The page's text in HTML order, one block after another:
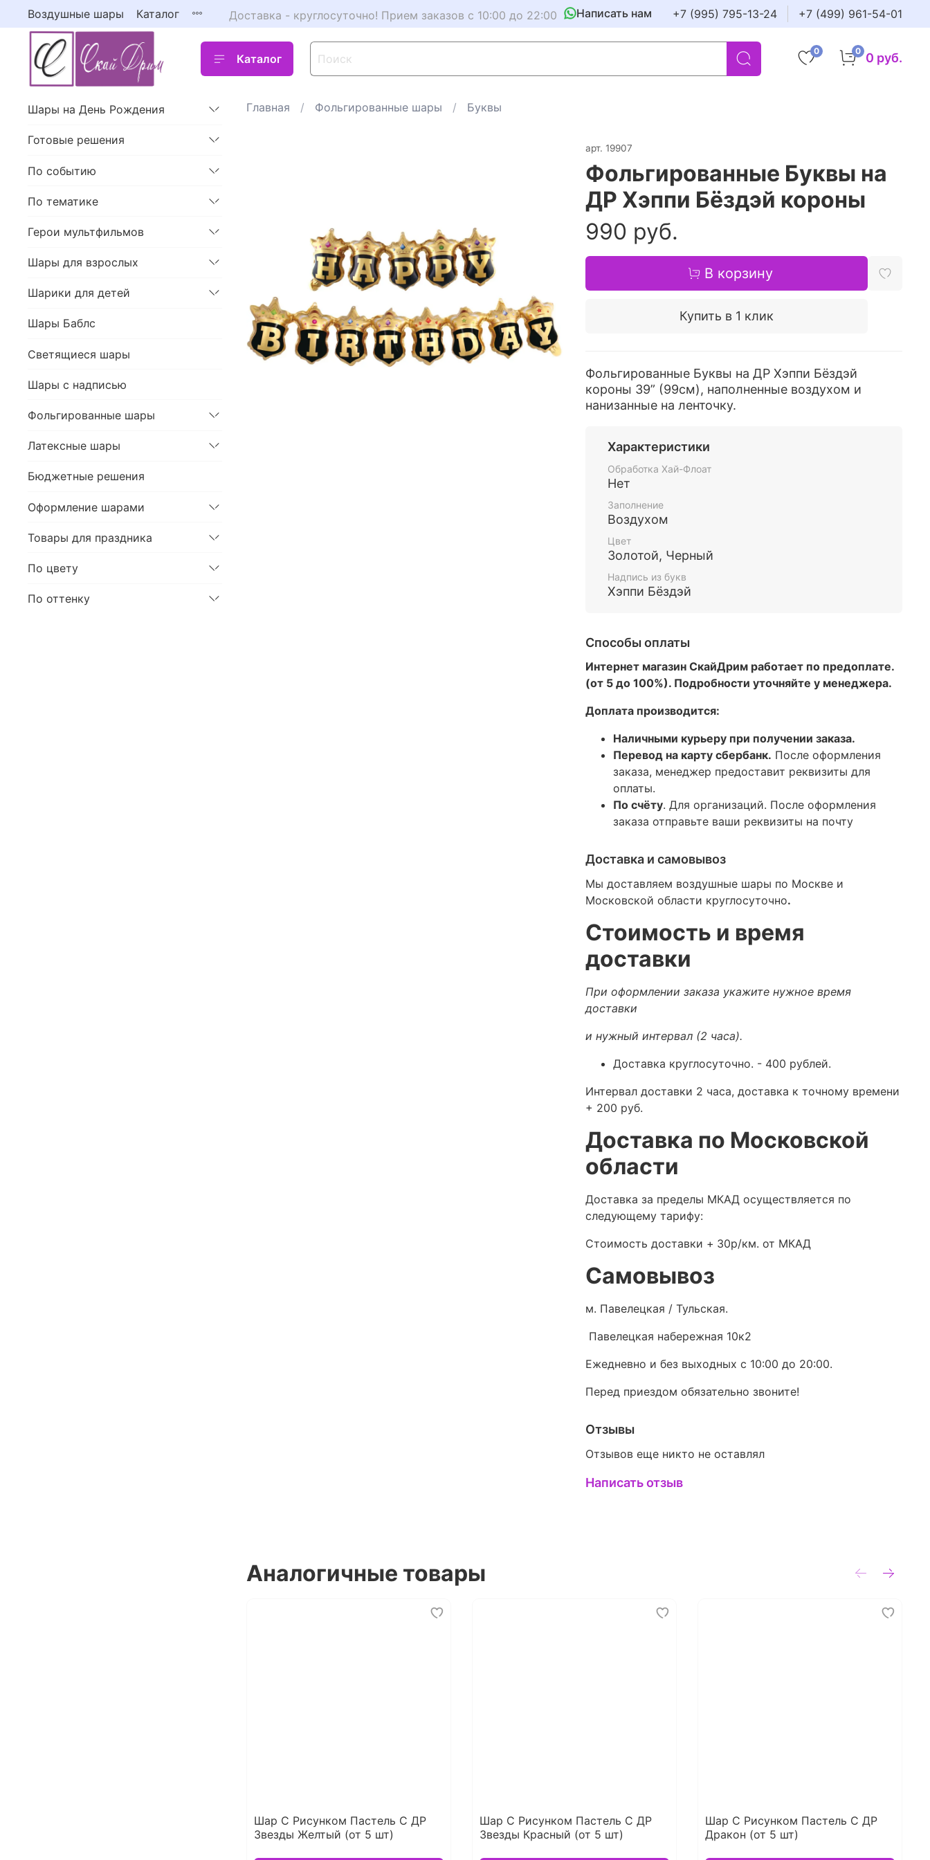
Воздушные шары Каталог Доставка - круглосуточно! Прием заказов с 10:00 до 22:00 Написать нам +7 (995) 795-13-24 +7 (499) 961-54-01
Каталог
0 0 0 руб.
Главная Фольгированные шары Буквы
арт. 19907
Фольгированные Буквы на
ДР Хэппи Бёздэй короны
990 руб.
В корзину
Купить в 1 клик
Фольгированные Буквы на ДР Хэппи Бёздэй
короны 39” (99см), наполненные воздухом и
нанизанные на ленточку.
Характеристики
Обработка Хай-Флоат
Нет
Заполнение
Воздухом
Цвет
Золотой, Черный
Надпись из букв
Хэппи Бёздэй
Способы оплаты
Интернет магазин СкайДрим работает по предоплате.
(от 5 до 100%). Подробности уточняйте у менеджера.
Доплата производится:
Наличными курьеру при получении заказа.
Перевод на карту сбербанк. После оформления
заказа, менеджер предоставит реквизиты для
оплаты.
По счёту. Для организаций. После оформления
заказа отправьте ваши реквизиты на почту
Доставка и самовывоз
Мы доставляем воздушные шары по Москве и
Московской области круглосуточно.
Стоимость и время
доставки
При оформлении заказа укажите нужное время
доставки
и нужный интервал (2 часа).
Доставка круглосуточно. - 400 рублей.
Интервал доставки 2 часа, доставка к точному времени
+ 200 руб.
Доставка по Московской
области
Доставка за пределы МКАД осуществляется по
следующему тарифу:
Стоимость доставки + 30р/км. от МКАД
Самовывоз
м. Павелецкая / Тульская.
Павелецкая набережная 10к2
Ежедневно и без выходных с 10:00 до 20:00.
Перед приездом обязательно звоните!
Отзывы
Отзывов еще никто не оставлял
Написать отзыв
Аналогичные товары
Шар С Рисунком Пастель С ДР
Звезды Желтый (от 5 шт)
Шар С Рисунком Пастель С ДР
Звезды Красный (от 5 шт)
Шар С Рисунком Пастель С ДР
Дракон (от 5 шт)
Шары на День Рождения
Готовые решения
По событию
По тематике
Герои мультфильмов
Шары для взрослых
Шарики для детей
Шары Баблс
Светящиеся шары
Шары с надписью
Фольгированные шары
Латексные шары
Бюджетные решения
Оформление шарами
Товары для праздника
По цвету
По оттенку